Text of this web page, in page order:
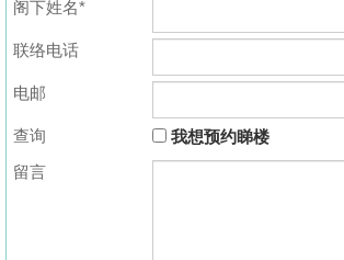
阁下姓名*
联络电话
电邮
查询
我想预约睇楼
留言